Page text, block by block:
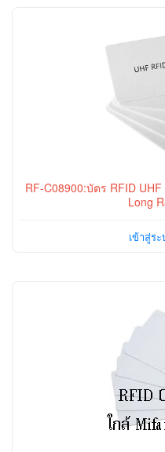
RF-C08900:บัตร RFID
Long
เข้าสู่ร